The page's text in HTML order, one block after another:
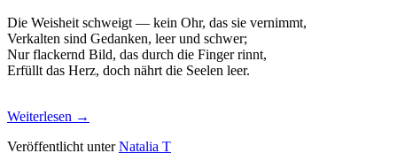
Die Weisheit schweigt — kein Ohr, das sie vernimmt,
Verkalten sind Gedanken, leer und schwer;
Nur flackernd Bild, das durch die Finger rinnt,
Erfüllt das Herz, doch nährt die Seelen leer.
Weiterlesen →
Veröffentlicht unter Natalia T